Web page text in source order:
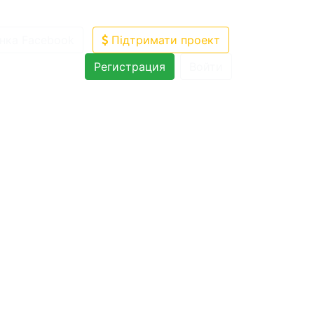
Підтримати проект
Регистрация